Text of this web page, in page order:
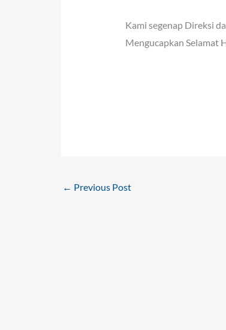
Kami segenap Direksi
Mengucapkan Selamat
← Previous Post